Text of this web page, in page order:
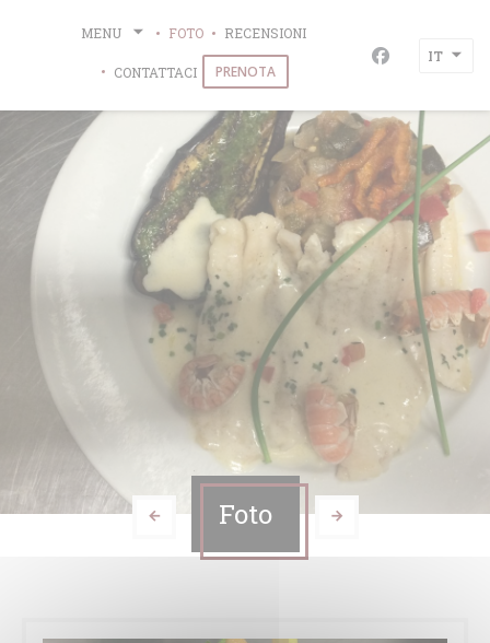
MENU FOTO RECENSIONI
CONTATTACI PRENOTA Facebook
IT
Foto